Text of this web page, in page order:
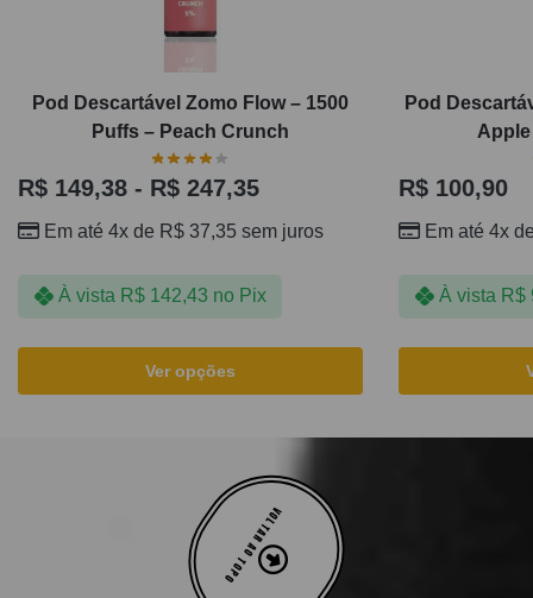
Pod Descartável Zomo Flow – 1500
Puffs – Peach Crunch
R$ 149,38 - R$ 247,35
Em até 4x de R$ 37,35 sem juros
À vista R$142,43 no Pix
Ver opções
Pod
Apple
R$ 100,90
Em até 4x
À vista R$
VOLTAR AO TOPO